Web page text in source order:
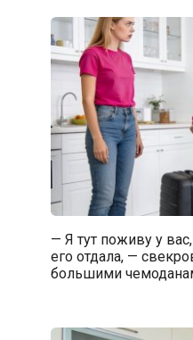
— Я тут поживу у
его отдала, —
большими